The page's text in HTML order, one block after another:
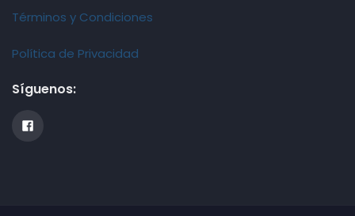
Términos y Condiciones
Política de Privacidad
Síguenos: